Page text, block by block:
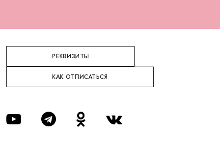
РЕКВИЗИТЫ
КАК ОТПИСАТЬСЯ